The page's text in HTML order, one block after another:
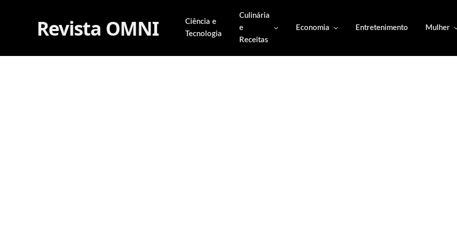
Revista OMNI
Ciência e
Tecnologia
Culinária
e
Receitas
Economia Entretenimento Mulher